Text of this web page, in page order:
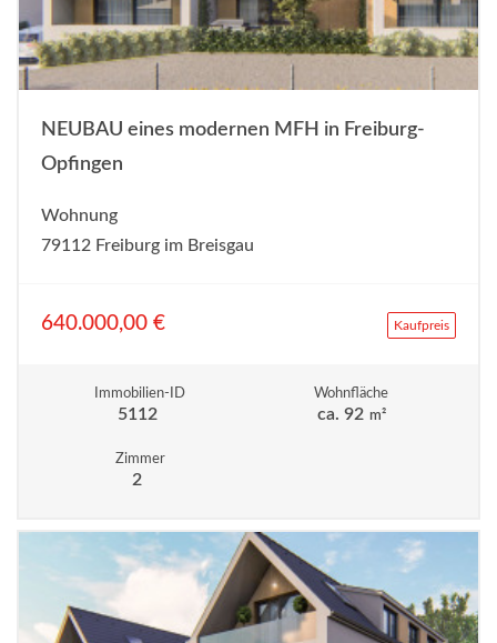
NEUBAU eines modernen MFH in Freiburg-
Opfingen
Wohnung
79112 Freiburg im Breisgau
640.000,00 € Kaufpreis
Immobilien-ID
5112
Wohnfläche
ca. 92 m²
Zimmer
2